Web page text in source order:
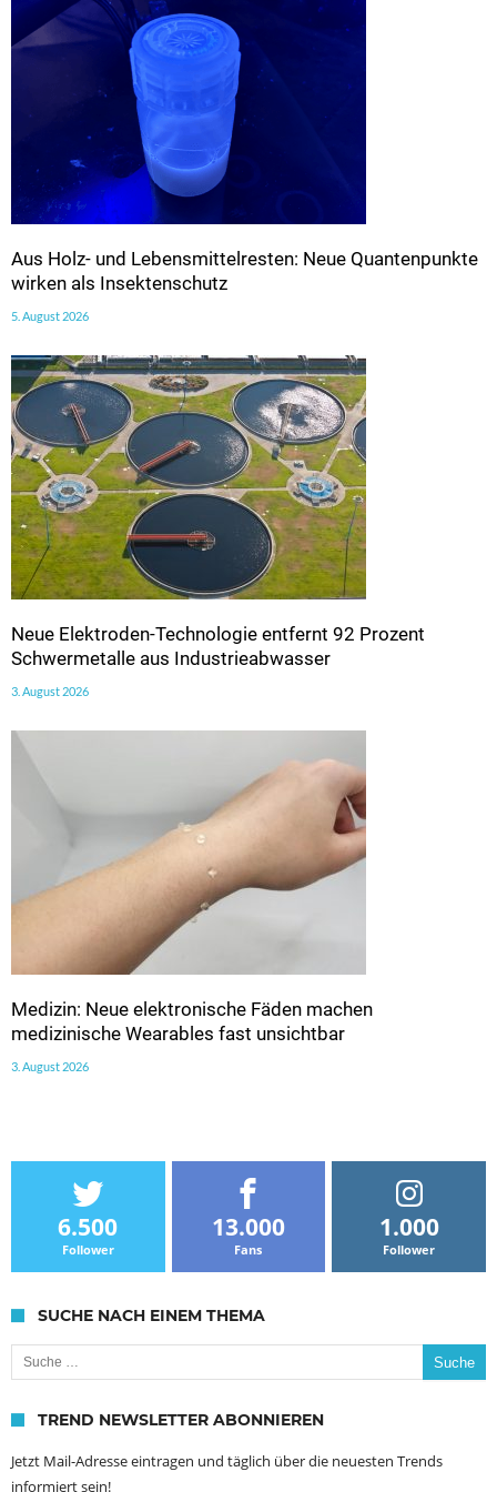
Aus Holz- und Lebensmittelresten: Neue Quantenpunkte
wirken als Insektenschutz
5. August 2026
Neue Elektroden-Technologie entfernt 92 Prozent
Schwermetalle aus Industrieabwasser
3. August 2026
Medizin: Neue elektronische Fäden machen
medizinische Wearables fast unsichtbar
3. August 2026
6.500
Follower
13.000
Fans
1.000
Follower
SUCHE NACH EINEM THEMA
Suche nach:
TREND NEWSLETTER ABONNIEREN
Jetzt Mail-Adresse eintragen und täglich über die neuesten Trends
informiert sein!